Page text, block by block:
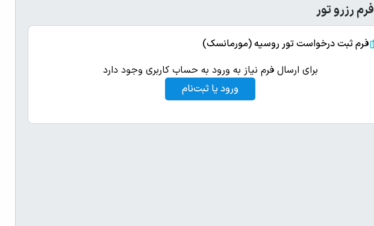
فرم رزرو تور
فرم ثبت درخواست تور روسیه (مورمانسک)
برای ارسال فرم نیاز به ورود به حساب کاربری وجود دارد
ورود یا ثبت‌نام